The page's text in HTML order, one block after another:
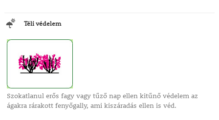
Téli védelem
Szokatlanul erős fagy vagy tűző nap ellen kitűnő védelem az
ágakra rárakott fenyőgally, ami kiszáradás ellen is véd.